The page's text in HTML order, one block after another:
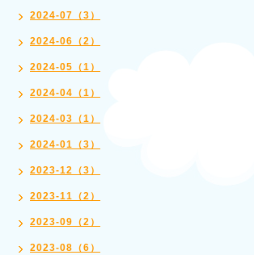
2024-07（3）
2024-06（2）
2024-05（1）
2024-04（1）
2024-03（1）
2024-01（3）
2023-12（3）
2023-11（2）
2023-09（2）
2023-08（6）